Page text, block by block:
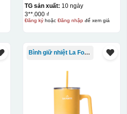
TG sản xuất: 10 ngày
3**.000 ₫
Đăng kýhoặc Đăng nhậpđể xem giá
Bình giữ nhiệt La Fonte